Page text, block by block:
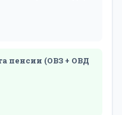
пенсии (ОВЗ + ОВД